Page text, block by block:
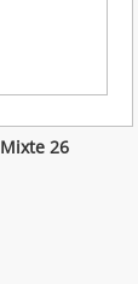
Mixte 26